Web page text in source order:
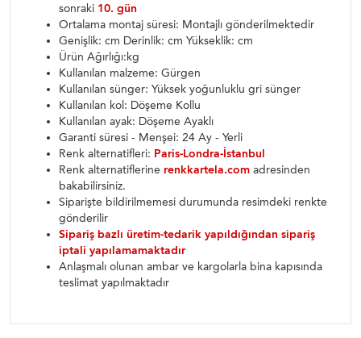
sonraki 10. gün
Ortalama montaj süresi: Montajlı gönderilmektedir
Genişlik: cm Derinlik: cm Yükseklik: cm
Ürün Ağırlığı:kg
Kullanılan malzeme: Gürgen
Kullanılan sünger: Yüksek yoğunluklu gri sünger
Kullanılan kol: Döşeme Kollu
Kullanılan ayak: Döşeme Ayaklı
Garanti süresi - Menşei: 24 Ay - Yerli
Renk alternatifleri: Paris-Londra-İstanbul
Renk alternatiflerine renkkartela.com adresinden
bakabilirsiniz.
Siparişte bildirilmemesi durumunda resimdeki renkte
gönderilir
Sipariş bazlı üretim-tedarik yapıldığından sipariş
iptali yapılamamaktadır
Anlaşmalı olunan ambar ve kargolarla bina kapısında
teslimat yapılmaktadır